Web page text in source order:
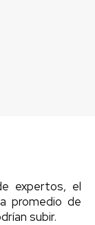
expertos, el
promedio de
subir.